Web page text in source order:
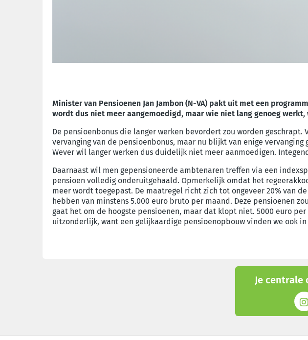
Minister van Pensioenen Jan Jambon (N-VA) pakt uit met een
wordt dus niet meer aangemoedigd, maar wie niet lang genoeg
De pensioenbonus die langer werken bevordert zou worden
vervanging van de pensioenbonus, maar nu blijkt van enige
Wever wil langer werken dus duidelijk niet meer aanmoedigen.
Daarnaast wil men gepensioneerde ambtenaren treffen via een
pensioen volledig onderuitgehaald. Opmerkelijk omdat het
meer wordt toegepast. De maatregel richt zich tot ongeveer 20% van
hebben van minstens 5.000 euro bruto per maand. Deze pensioenen
gaat het om de hoogste pensioenen, maar dat klopt niet. 5000 euro
uitzonderlijk, want een gelijkaardige pensioenopbouw vinden we ook
Je centrale